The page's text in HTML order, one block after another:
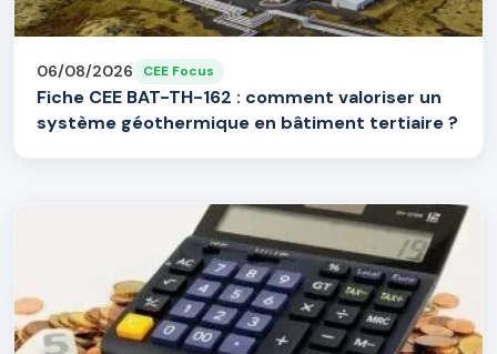
06/08/2026 CEE Focus
Fiche CEE BAT-TH-162 : comment valoriser un
système géothermique en bâtiment tertiaire ?